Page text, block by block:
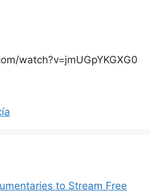
watch?v=jmUGpYKGXG0
to Stream Free